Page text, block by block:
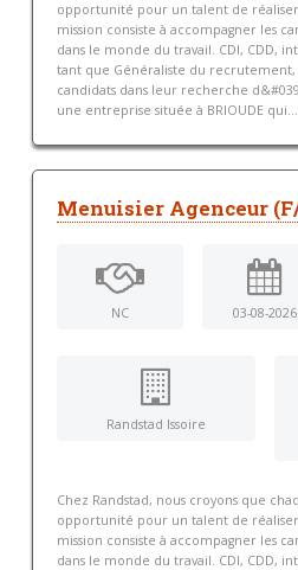
opportunité pour un talent de
mission consiste à accompagner les
dans le monde du travail. CDI, CDD,
tant que Généraliste du recrutement,
candidats dans leur recherche
une entreprise située à BRIOUDE qui...
Menuisier Agenceur
NC 03-08-2026
Randstad Issoire
Chez Randstad, nous croyons que
opportunité pour un talent de
mission consiste à accompagner les
dans le monde du travail. CDI, CDD,